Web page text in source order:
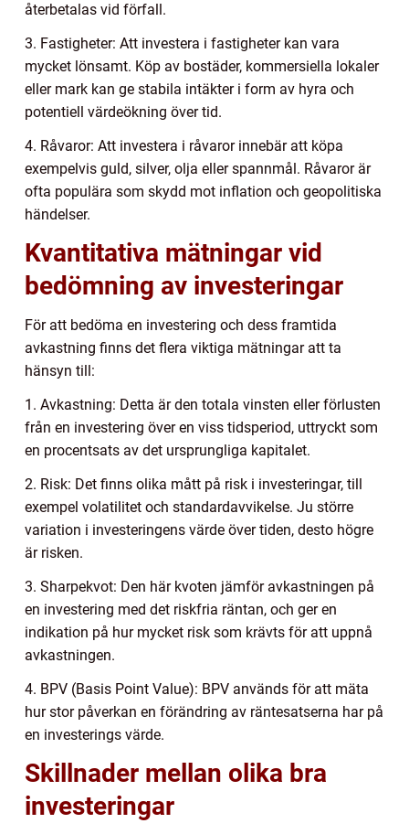
återbetalas vid förfall.
3. Fastigheter: Att investera i fastigheter kan vara
mycket lönsamt. Köp av bostäder, kommersiella lokaler
eller mark kan ge stabila intäkter i form av hyra och
potentiell värdeökning över tid.
4. Råvaror: Att investera i råvaror innebär att köpa
exempelvis guld, silver, olja eller spannmål. Råvaror är
ofta populära som skydd mot inflation och geopolitiska
händelser.
Kvantitativa mätningar vid
bedömning av investeringar
För att bedöma en investering och dess framtida
avkastning finns det flera viktiga mätningar att ta
hänsyn till:
1. Avkastning: Detta är den totala vinsten eller förlusten
från en investering över en viss tidsperiod, uttryckt som
en procentsats av det ursprungliga kapitalet.
2. Risk: Det finns olika mått på risk i investeringar, till
exempel volatilitet och standardavvikelse. Ju större
variation i investeringens värde över tiden, desto högre
är risken.
3. Sharpekvot: Den här kvoten jämför avkastningen på
en investering med det riskfria räntan, och ger en
indikation på hur mycket risk som krävts för att uppnå
avkastningen.
4. BPV (Basis Point Value): BPV används för att mäta
hur stor påverkan en förändring av räntesatserna har på
en investerings värde.
Skillnader mellan olika bra
investeringar